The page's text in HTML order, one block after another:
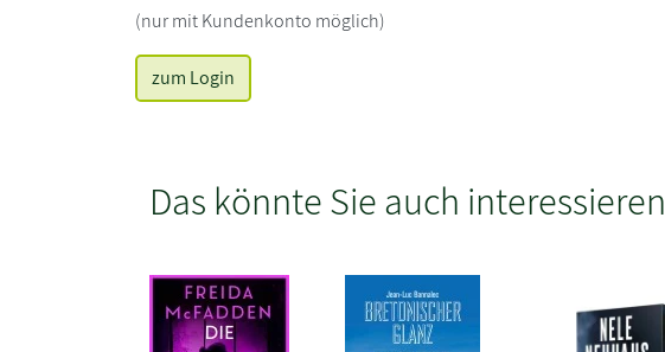
(nur mit Kundenkonto möglich)
zum Login
Das könnte Sie auch interessieren